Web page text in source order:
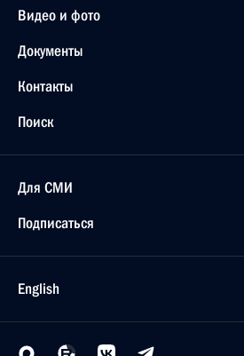
Видео и фото
Документы
Контакты
Поиск
Для СМИ
Подписаться
English